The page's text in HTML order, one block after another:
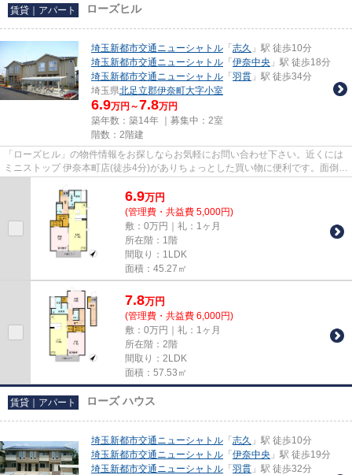
賃貸｜アパート ローズヒル
埼玉新都市交通ニューシャトル 「 志久 」駅 徒歩10分
埼玉新都市交通ニューシャトル 「 伊奈中央 」駅 徒歩18分
埼玉新都市交通ニューシャトル 「 羽貫 」駅 徒歩34分
埼玉県北足立郡伊奈町大字小室
6.9万円～7.8万円
築年数：築14年 ｜募集中： 2室
階数：2階建
「ローズヒル」の物件情報をお探しならお気軽にお問い合わせ下さい。近くには
ミニストップ 伊奈本町店(徒歩4分)がありちょっとした買い物に便利です。面倒な
6.9万円
(管理費・共益費 5,000円)
敷：0万円｜礼：1ヶ月
所在階：1階
間取り：1LDK
面積：45.27㎡
7.8万円
(管理費・共益費 6,000円)
敷：0万円｜礼：1ヶ月
所在階：2階
間取り：2LDK
面積：57.53㎡
賃貸｜アパート ローズ ハウス
埼玉新都市交通ニューシャトル 「 志久 」駅 徒歩10分
埼玉新都市交通ニューシャトル 「 伊奈中央 」駅 徒歩19分
埼玉新都市交通ニューシャトル 「 羽貫 」駅 徒歩32分